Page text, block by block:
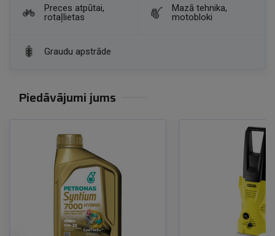
Preces atpūtai,
rotaļlietas
Mazā tehnika,
motobloki
Graudu apstrāde
Piedāvājumi jums